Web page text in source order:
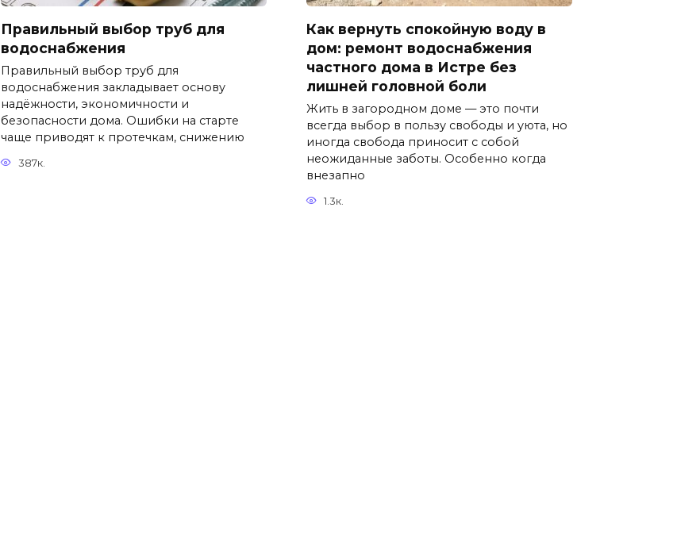
Правильный выбор труб для
водоснабжения
Правильный выбор труб для
водоснабжения закладывает основу
надёжности, экономичности и
безопасности дома. Ошибки на старте
чаще приводят к протечкам, снижению
387к.
Как вернуть спокойную воду в
дом: ремонт водоснабжения
частного дома в Истре без
лишней головной боли
Жить в загородном доме — это почти
всегда выбор в пользу свободы и уюта, но
иногда свобода приносит с собой
неожиданные заботы. Особенно когда
внезапно
1.3к.